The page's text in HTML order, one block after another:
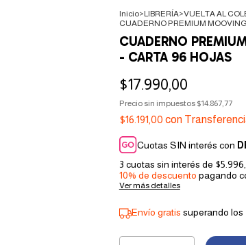
Inicio>LIBRERÍA>VUELTA AL
CUADERNO PREMIUM
CUADERNO
- CARTA 96 HOJAS
$17.990,00
Precio sin impuestos $14.867,77
$16.191,00 con
Cuotas SIN interés con
3 cuotas sin interés de
10% de descuento pagando
Ver más detalles
Envío gratis superando los